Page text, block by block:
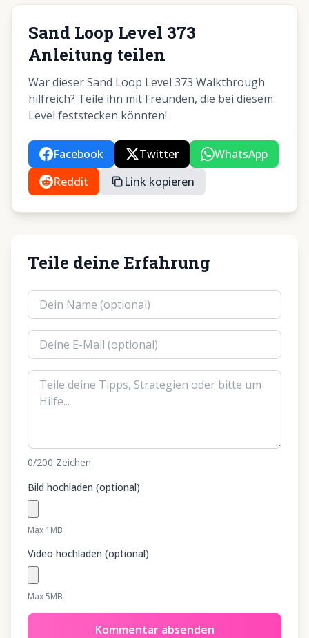
Sand Loop Level 373
Anleitung teilen
War dieser Sand Loop Level 373 Walkthrough
hilfreich? Teile ihn mit Freunden, die bei diesem
Level feststecken könnten!
Facebook Twitter
WhatsApp
Reddit
Link kopieren
Teile deine Erfahrung
0/200 Zeichen
Bild hochladen (optional)
Max 1MB
Video hochladen (optional)
Max 5MB
Kommentar absenden